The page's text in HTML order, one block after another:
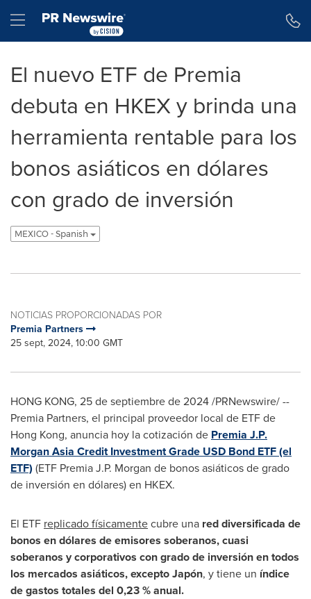
Hamburger menu
El nuevo ETF de Premia
debuta en HKEX y brinda una
herramienta rentable para los
bonos asiáticos en dólares
con grado de inversión
MEXICO - Spanish
NOTICIAS PROPORCIONADAS POR
Premia Partners
25 sept, 2024, 10:00 GMT
HONG KONG, 25 de septiembre de 2024/PRNewswire/ --
Premia Partners, el principal proveedor local de ETF de
Hong Kong, anuncia hoy la cotización de Premia J.P.
Morgan Asia Credit Investment Grade USD Bond ETF (el
ETF) (ETF Premia J.P. Morgan de bonos asiáticos de grado
de inversión en dólares) en HKEX.
El ETF replicado físicamentecubre una reddiversificada de
bonos en dólares de emisores soberanos, cuasi
soberanos y corporativos con grado de inversión en todos
los mercados asiáticos, excepto Japón, y tiene un índice
de gastos totales del 0,23 % anual.